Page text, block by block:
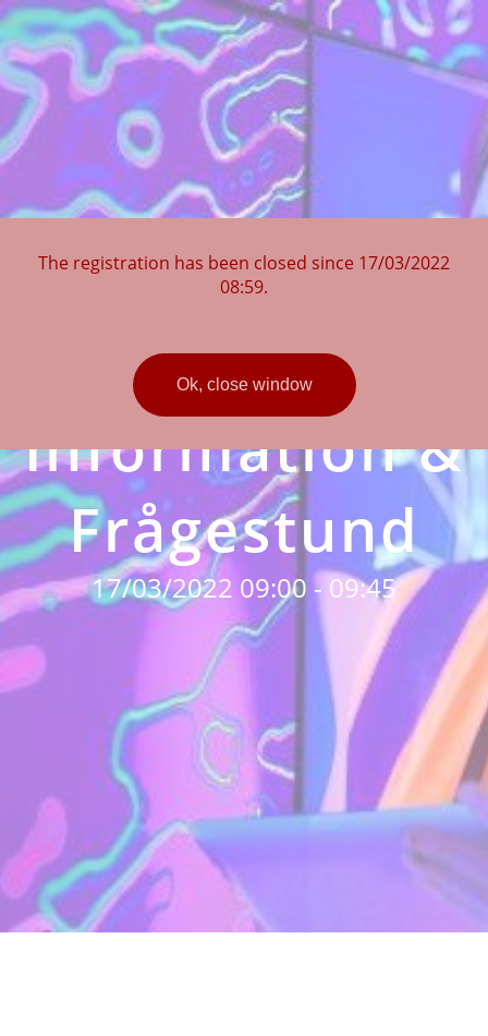
Utlysning 17 -
Information &
Frågestund
17/03/2022 09:00 - 09:45
The registration has been closed since 17/03/2022
08:59.
Ok, close window